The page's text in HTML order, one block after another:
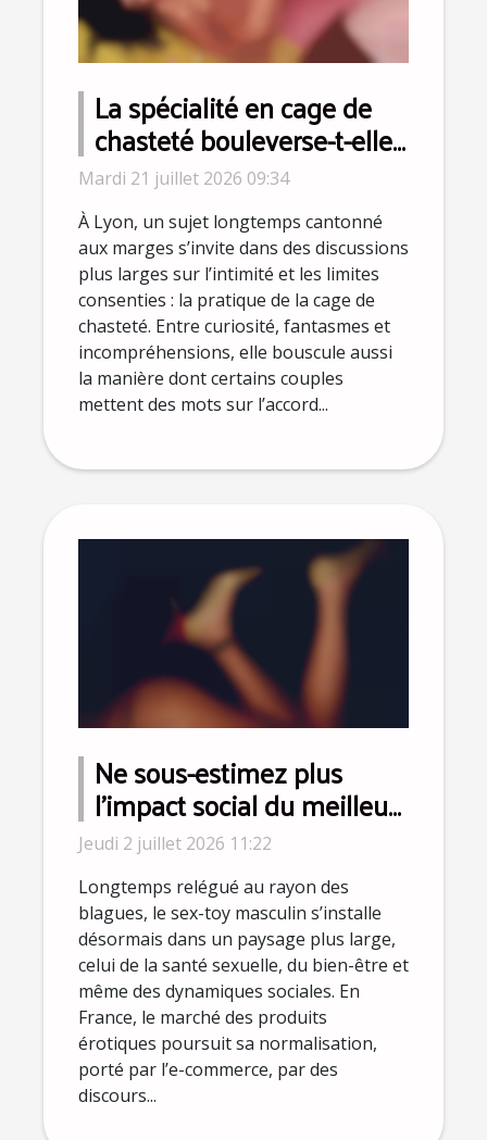
La spécialité en cage de
chasteté bouleverse-t-elle
la perception du
consentement à Lyon ?
Mardi 21 juillet 2026 09:34
À Lyon, un sujet longtemps cantonné
aux marges s’invite dans des discussions
plus larges sur l’intimité et les limites
consenties : la pratique de la cage de
chasteté. Entre curiosité, fantasmes et
incompréhensions, elle bouscule aussi
la manière dont certains couples
mettent des mots sur l’accord...
Ne sous-estimez plus
l’impact social du meilleur
sex-toy pour homme
Jeudi 2 juillet 2026 11:22
Longtemps relégué au rayon des
blagues, le sex-toy masculin s’installe
désormais dans un paysage plus large,
celui de la santé sexuelle, du bien-être et
même des dynamiques sociales. En
France, le marché des produits
érotiques poursuit sa normalisation,
porté par l’e-commerce, par des
discours...